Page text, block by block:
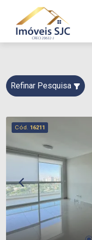
Refinar Pesquisa
Cód. 16211